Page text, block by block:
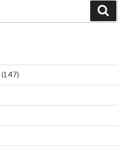
(147)